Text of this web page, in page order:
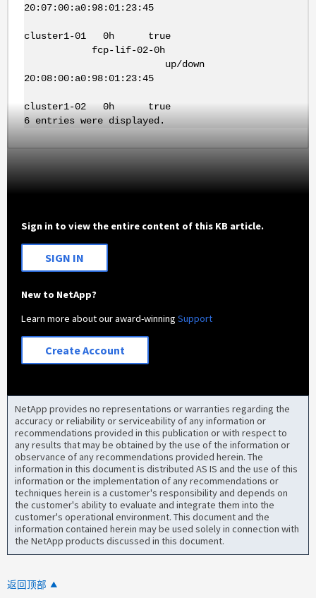
20:07:00:a0:98:01:23:45
cluster1-01 0h true
fcp-lif-02-0h
up/down
20:08:00:a0:98:01:23:45
cluster1-02 0h true
6 entries were displayed.
Sign in to view the entire content of this KB article.
SIGN IN
New to NetApp?
Learn more about our award-winningSupport
Create Account
NetApp provides no representations or warranties regarding the
accuracy or reliability or serviceability of any information or
recommendations provided in this publication or with respect to
any results that may be obtained by the use of the information or
observance of any recommendations provided herein. The
information in this document is distributed AS IS and the use of this
information or the implementation of any recommendations or
techniques herein is a customer's responsibility and depends on
the customer's ability to evaluate and integrate them into the
customer's operational environment. This document and the
information contained herein may be used solely in connection with
the NetApp products discussed in this document.
返回顶部